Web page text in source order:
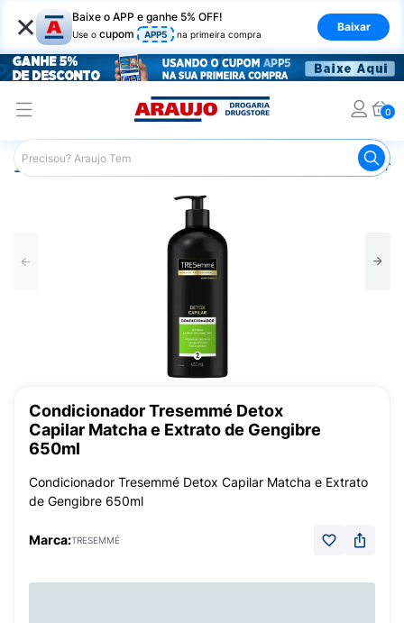
× Baixe o APP e ganhe 5% OFF!
Use o cupom APP5 na primeira compra
Baixar
0
Araujo Cabelo Cabelos
Condicionador Tresemmé Detox
Capilar Matcha e Extrato de Gengibre
650ml
Condicionador Tresemmé Detox Capilar Matcha e Extrato
de Gengibre 650ml
Marca:TRESEMMÉ